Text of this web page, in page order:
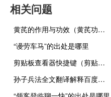
相关问题
黄芪的作用与功效（黄芪功效与作用）
“谩劳车马”的出处是哪里
剪贴板查看器快捷键（剪贴板查看器）
孙子兵法全文翻译解释百度云（孙子兵法全文翻译）